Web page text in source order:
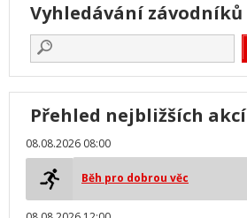
Vyhledávání závodníků
Přehled nejbližších akcí
08.08.2026 08:00
Běh pro dobrou věc